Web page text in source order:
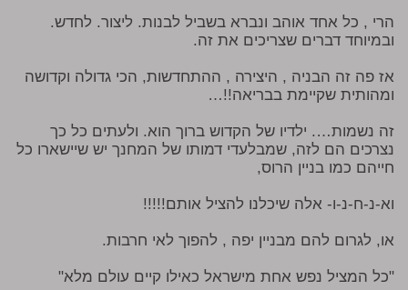
הרי , כל אחד אוהב ונברא בשביל לבנות. ליצור. לחדש.
ובמיוחד דברים שצריכים את זה.
אז פה זה הבניה , היצירה , ההתחדשות, הכי גדולה וקדושה
ומהותית שקיימת בבריאה!!…
זה נשמות…. ילדיו של הקדוש ברוך הוא. ולעתים כל כך
נצרכים הם לזה, שמבלעדי דמותו של המחנך יש שיישארו כל
חייהם כמו בניין הרוס,
וא-נ-ח-נ-ו- אלה שיכלנו להציל אותם!!!!!
או, לגרום להם מבניין יפה , להפוך לאי חרבות.
"כל המציל נפש אחת מישראל כאילו קיים עולם מלא"